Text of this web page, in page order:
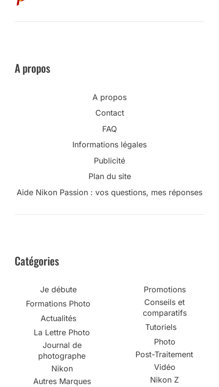
A propos
A propos
Contact
FAQ
Informations légales
Publicité
Plan du site
Aide Nikon Passion : vos questions, mes réponses
Catégories
Je débute
Formations Photo
Actualités
La Lettre Photo
Journal de
photographe
Nikon
Autres Marques
Promotions
Conseils et
comparatifs
Tutoriels
Photo
Post-Traitement
Vidéo
Nikon Z